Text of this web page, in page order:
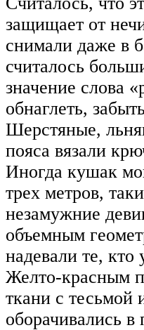
защищает от
снимали даже в
считалось
значение слова
обнаглеть,
Шерстяные,
пояса вязали
Иногда кушак
трех метров,
незамужние
объемным
надевали те,
Желто-красным
ткани с тесьмой
оборачивались в